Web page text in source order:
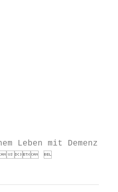
Leben mit Demenz
 